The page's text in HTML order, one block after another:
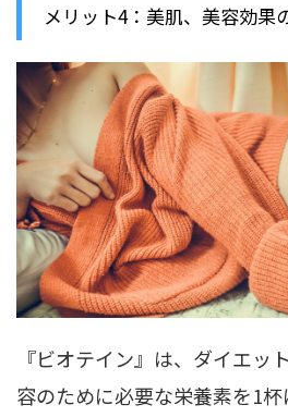
メリット4：美肌、美容効果
『ビオテイン』は、ダイエッ
容のために必要な栄養素を1